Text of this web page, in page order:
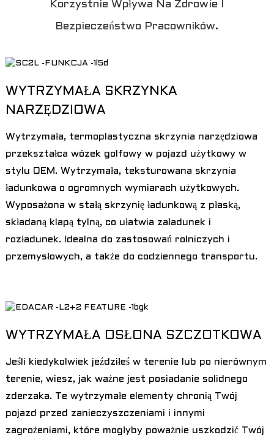
Korzystnie Wpływa Na Zdrowie I
Bezpieczeństwo Pracowników.
WYTRZYMAŁA SKRZYNKA
NARZĘDZIOWA
Wytrzymała, termoplastyczna skrzynia narzędziowa
przekształca wózek golfowy w pojazd użytkowy w
stylu OEM. Wytrzymała, teksturowana skrzynia
ładunkowa o ogromnych wymiarach użytkowych.
Wyposażona w stałą skrzynię ładunkową z płaską,
składaną klapą tylną, co ułatwia załadunek i
rozładunek. Idealna do zastosowań rolniczych i
przemysłowych, a także do codziennego transportu.
WYTRZYMAŁA OSŁONA SZCZOTKOWA
Jeśli kiedykolwiek jeździłeś w terenie lub po nierównym
terenie, wiesz, jak ważne jest posiadanie solidnego
zderzaka. Te wytrzymałe elementy chronią Twój
pojazd przed zanieczyszczeniami i innymi
zagrożeniami, które mogłyby poważnie uszkodzić Twój